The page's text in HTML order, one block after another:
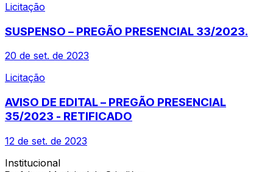
Licitação
SUSPENSO – PREGÃO PRESENCIAL 33/2023.
20 de set. de 2023
Licitação
AVISO DE EDITAL – PREGÃO PRESENCIAL
35/2023 - RETIFICADO
12 de set. de 2023
Institucional